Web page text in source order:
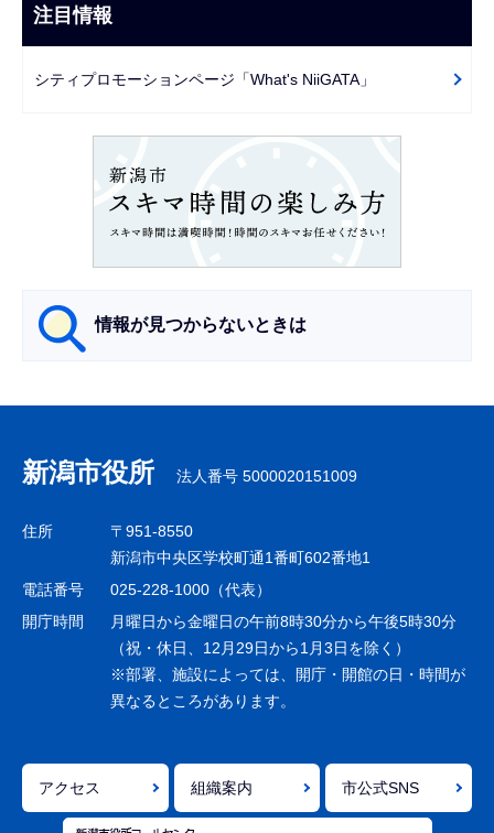
ま
で
ビ
ー
注目情報
シティプロモーションページ「What's NiiGATA」
情報が見つからないときは
ナ
ビ
ゲ
シ
ョ
で
新潟市役所 法人番号 5000020151009
住所
〒951-8550
新潟市中央区学校町通1番町602番地1
電話番号
025-228-1000（代表）
開庁時間
月曜日から金曜日の午前8時30分から午後5時30分
（祝・休日、12月29日から1月3日を除く）
※部署、施設によっては、開庁・開館の日・時間が
異なるところがあります。
アクセス 組織案内 市公式SNS